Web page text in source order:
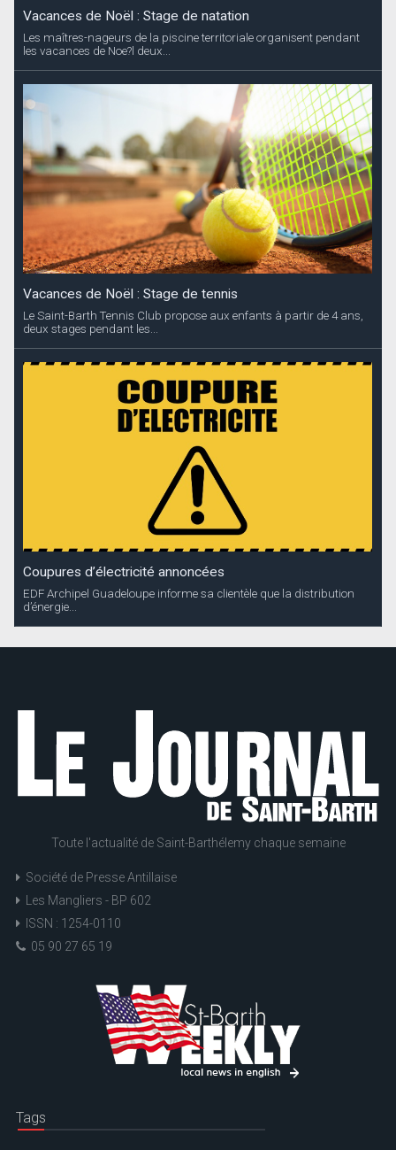
Vacances de Noël : Stage de natation
Les maîtres-nageurs de la piscine territoriale organisent pendant
les vacances de Noe?l deux...
Vacances de Noël : Stage de tennis
Le Saint-Barth Tennis Club propose aux enfants à partir de 4 ans,
deux stages pendant les...
Coupures d’électricité annoncées
EDF Archipel Guadeloupe informe sa clientèle que la distribution
d’énergie...
Toute l'actualité de Saint-Barthélemy chaque semaine
Société de Presse Antillaise
Les Mangliers - BP 602
ISSN : 1254-0110
05 90 27 65 19
Tags